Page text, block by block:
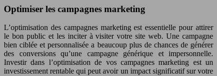
Optimiser les campagnes marketing
L’optimisation des campagnes marketing est essentielle pour attirer
le bon public et les inciter à visiter votre site web. Une campagne
bien ciblée et personnalisée a beaucoup plus de chances de générer
des conversions qu’une campagne générique et impersonnelle.
Investir dans l’optimisation de vos campagnes marketing est un
investissement rentable qui peut avoir un impact significatif sur votre